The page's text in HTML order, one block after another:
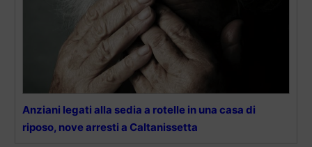
Anziani legati alla sedia a rotelle in una casa di
riposo, nove arresti a Caltanissetta